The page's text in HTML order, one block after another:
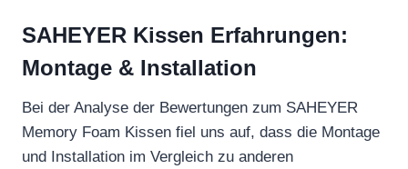
SAHEYER Kissen Erfahrungen:
Montage & Installation
Bei der Analyse der Bewertungen zum SAHEYER
Memory Foam Kissen fiel uns auf, dass die Montage
und Installation im Vergleich zu anderen